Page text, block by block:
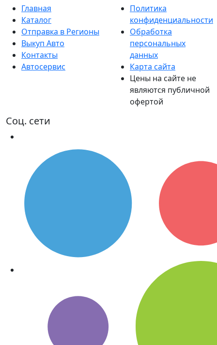
Главная
Каталог
Отправка в Регионы
Выкуп Авто
Контакты
Автосервис
Политика
конфиденциальности
Обработка
персональных
данных
Карта сайта
Цены на сайте не
являются публичной
офертой
Соц. сети